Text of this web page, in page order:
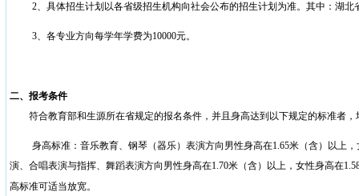
2、具体招生计划以各省级招生机构向社会公布的招生计划为准。其中：湖
3、各专业方向每学年学费为10000元。
二、报考条件
符合教育部和生源所在省规定的报名条件，并且身高达到以下规定的标准者，
身高标准：音乐教育、钢琴（器乐）表演方向男性身高在1.65米（含）以上，
演、合唱表演与指挥、舞蹈表演方向男性身高在1.70米（含）以上，女性身高在
高标准可适当放宽。